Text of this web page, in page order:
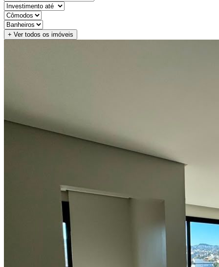
+ Ver todos os imóveis